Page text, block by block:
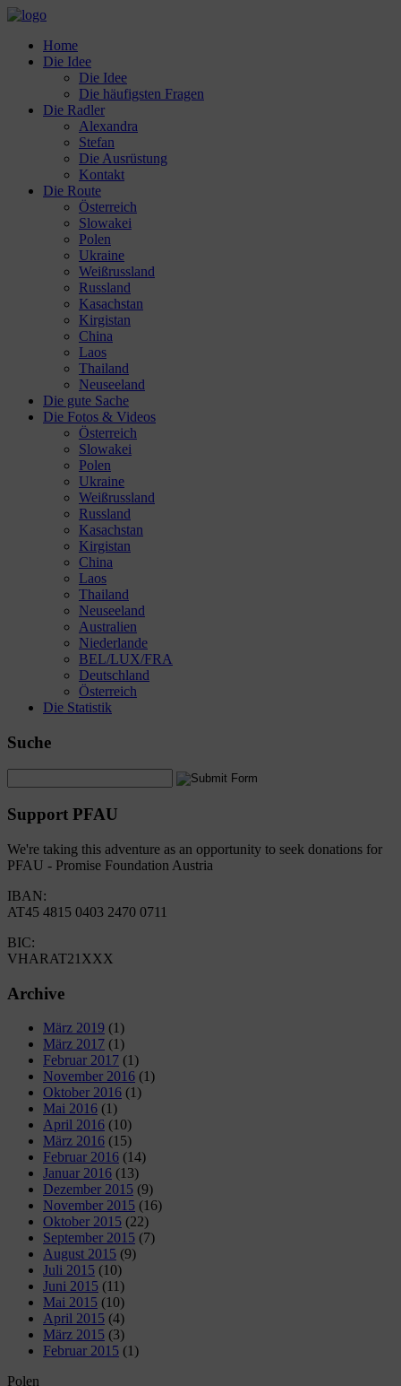
Home
Die Idee
Die Idee
Die häufigsten Fragen
Die Radler
Alexandra
Stefan
Die Ausrüstung
Kontakt
Die Route
Österreich
Slowakei
Polen
Ukraine
Weißrussland
Russland
Kasachstan
Kirgistan
China
Laos
Thailand
Neuseeland
Die gute Sache
Die Fotos & Videos
Österreich
Slowakei
Polen
Ukraine
Weißrussland
Russland
Kasachstan
Kirgistan
China
Laos
Thailand
Neuseeland
Australien
Niederlande
BEL/LUX/FRA
Deutschland
Österreich
Die Statistik
Suche
Support PFAU
We're taking this adventure as an opportunity to seek donations for
PFAU - Promise Foundation Austria
IBAN:
AT45 4815 0403 2470 0711
BIC:
VHARAT21XXX
Archive
März 2019 (1)
März 2017 (1)
Februar 2017 (1)
November 2016 (1)
Oktober 2016 (1)
Mai 2016 (1)
April 2016 (10)
März 2016 (15)
Februar 2016 (14)
Januar 2016 (13)
Dezember 2015 (9)
November 2015 (16)
Oktober 2015 (22)
September 2015 (7)
August 2015 (9)
Juli 2015 (10)
Juni 2015 (11)
Mai 2015 (10)
April 2015 (4)
März 2015 (3)
Februar 2015 (1)
Polen